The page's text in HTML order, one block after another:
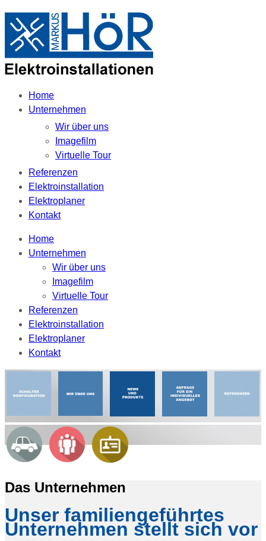
Home
Unternehmen
Wir über uns
Imagefilm
Virtuelle Tour
Referenzen
Elektroinstallation
Elektroplaner
Kontakt
Home
Unternehmen
Wir über uns
Imagefilm
Virtuelle Tour
Referenzen
Elektroinstallation
Elektroplaner
Kontakt
Das Unternehmen
Unser familiengeführtes
Unternehmen stellt sich vor